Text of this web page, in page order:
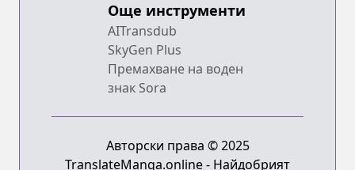
Още инструменти
AITransdub
SkyGen Plus
Премахване на воден
знак Sora
Авторски права © 2025
TranslateManga.online - Найдобрият